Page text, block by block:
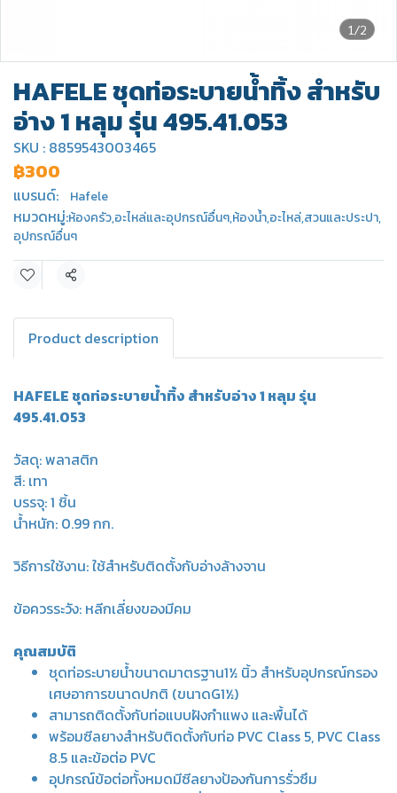
1/2
HAFELE ชุดท่อระบายน้ำทิ้ง สำหรับ
อ่าง 1 หลุม รุ่น 495.41.053
SKU : 8859543003465
฿300
แบรนด์: Hafele
หมวดหมู่:ห้องครัว,อะไหล่และอุปกรณ์อื่นๆ,ห้องน้ำ,อะไหล่,สวนและประปา,
อุปกรณ์อื่นๆ
แชร์
Product description
HAFELE ชุดท่อระบายน้ำทิ้ง สำหรับอ่าง 1 หลุม รุ่น
495.41.053
วัสดุ: พลาสติก
สี: เทา
บรรจุ: 1 ชิ้น
น้ำหนัก: 0.99 กก.
วิธีการใช้งาน: ใช้สำหรับติดตั้งกับอ่างล้างจาน
ข้อควรระวัง: หลีกเลี่ยงของมีคม
คุณสมบัติ
ชุดท่อระบายน้ำขนาดมาตรฐาน1½ นิ้ว สำหรับอุปกรณ์กรอง
เศษอาการขนาดปกติ (ขนาดG1½)
สามารถติดตั้งกับท่อแบบฝังกำแพง และพื้นได้
พร้อมซีลยางสำหรับติดตั้งกับท่อ PVC Class 5, PVC Class
8.5 และข้อต่อ PVC
อุปกรณ์ข้อต่อทั้งหมดมีซีลยางป้องกันการรั่วซึม